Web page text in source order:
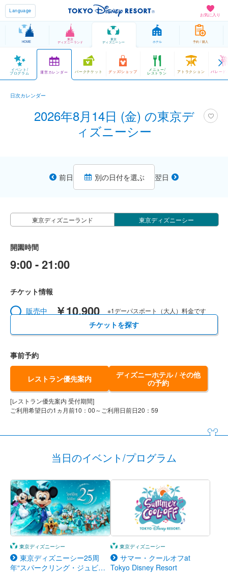
お気に入り
Language
HOME
東京
ディズニーランド
東京
ディズニーシー ホテル 予約 / 購入
イベント/
プログラム 運営カレンダー パークチケット グッズ/ショップ メニュー/
レストラン アトラクション パレード
日次カレンダー
2026年8月14日 (金) の東京デ
ィズニーシー
前日 別の日付を選ぶ 翌日
東京ディズニーランド 東京ディズニーシー
開園時間
9:00 - 21:00
チケット情報
販売中
￥10,900 ※1デーパスポート（大人）料金です
チケットを探す
事前予約
レストラン優先案内
ディズニーホテル / その他
の予約
[レストラン優先案内 受付期間]
ご利用希望日の1ヵ月前10：00～ご利用日前日20：59
当日のイベント/プログラム
東京ディズニーシー
東京ディズニーシー25周
年“スパークリング・ジュビリ
東京ディズニーシー
サマー・クールオフat
Tokyo Disney Resort